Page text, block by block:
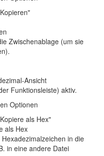
Zwischenablage (um sie
Ansicht
Funktionsleiste) aktiv.
Optionen
als Hex"
als Hex
in die
in eine andere Datei